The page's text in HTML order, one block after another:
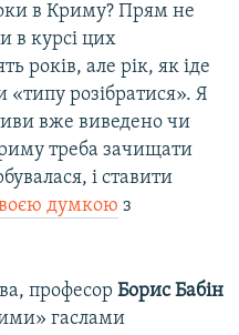
в Криму? Прям не
в курсі цих
років, але рік, як іде
розібратися». Я
вже виведено чи
треба зачищати
і ставити
думкою з
професор Борис Бабін
гаслами